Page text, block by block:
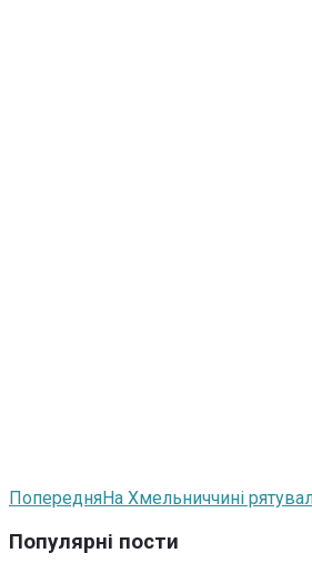
ПопередняНа Хмельниччині
Популярні пости